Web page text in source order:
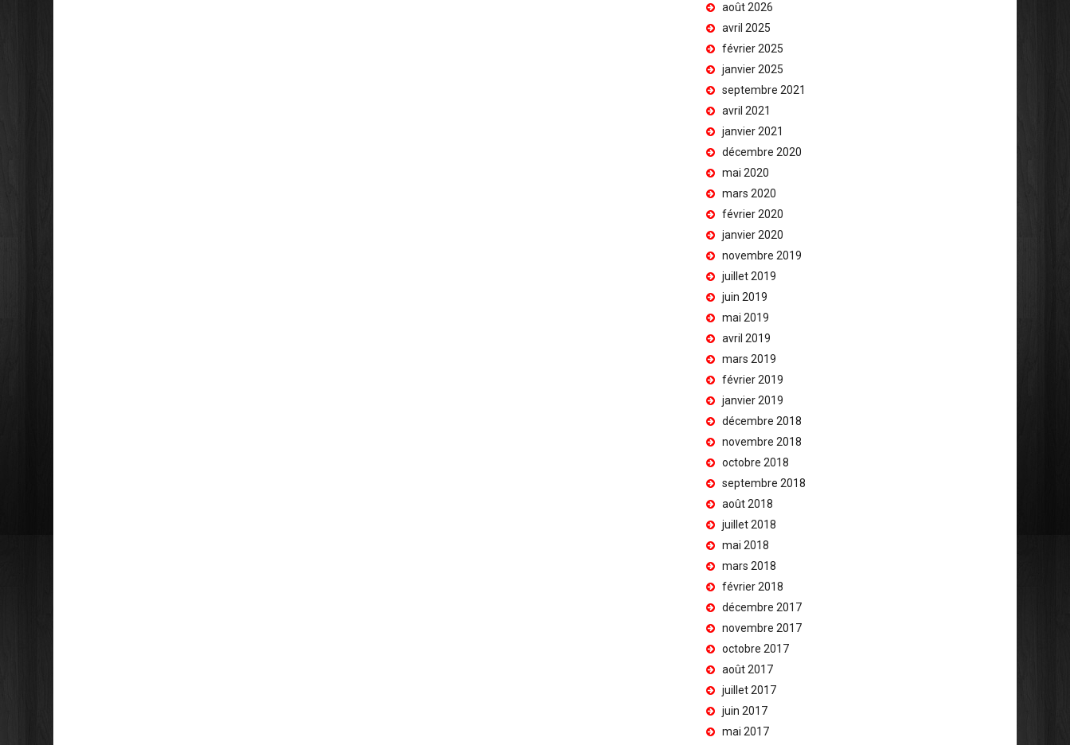
août 2026
avril 2025
février 2025
janvier 2025
septembre 2021
avril 2021
janvier 2021
décembre 2020
mai 2020
mars 2020
février 2020
janvier 2020
novembre 2019
juillet 2019
juin 2019
mai 2019
avril 2019
mars 2019
février 2019
janvier 2019
décembre 2018
novembre 2018
octobre 2018
septembre 2018
août 2018
juillet 2018
mai 2018
mars 2018
février 2018
décembre 2017
novembre 2017
octobre 2017
août 2017
juillet 2017
juin 2017
mai 2017